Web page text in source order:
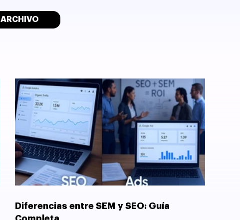
ARCHIVO
Diferencias entre SEM y SEO: Guía